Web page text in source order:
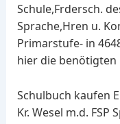
Schule,Frdersch.
Sprache,Hren u.
Primarstufe- in
hier die benötigten
Schulbuch kaufen
Kr. Wesel m.d. FSP